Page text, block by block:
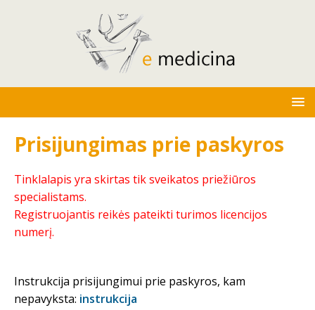
Prisijungimas prie paskyros
Tinklalapis yra skirtas tik sveikatos priežiūros
specialistams.
Registruojantis reikės pateikti turimos licencijos
numerį.
Instrukcija prisijungimui prie paskyros, kam
nepavyksta: instrukcija